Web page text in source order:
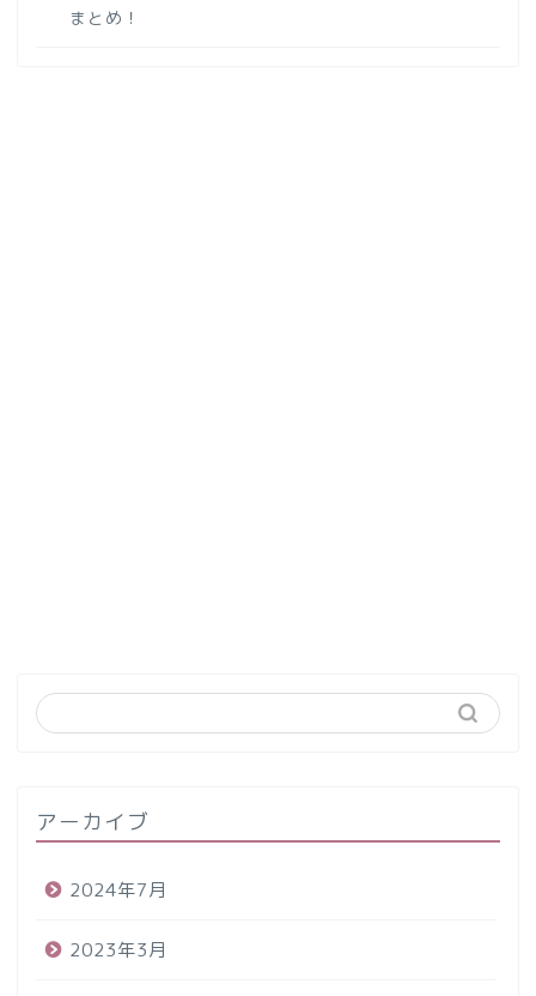
まとめ！
アーカイブ
2024年7月
2023年3月